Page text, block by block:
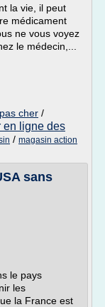
la vie, il peut
médicament
ne vous voyez
le médecin,...
cher /
en ligne des
/ magasin action
sans
le pays
les
la France est